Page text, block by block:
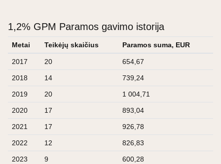
1,2% GPM Paramos gavimo istorija
Metai Teikėjų skaičius Paramos suma, EUR
2017 20 654,67
2018 14 739,24
2019 20 1 004,71
2020 17 893,04
2021 17 926,78
2022 12 826,83
2023 9 600,28